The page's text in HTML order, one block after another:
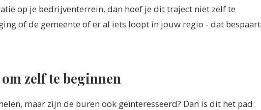
op je bedrijventerrein, dan hoef je dit traject niet zelf te
of de gemeente of er al iets loopt in jouw regio - dat bespaart
zelf te beginnen
maar zijn de buren ook geïnteresseerd? Dan is dit het pad: